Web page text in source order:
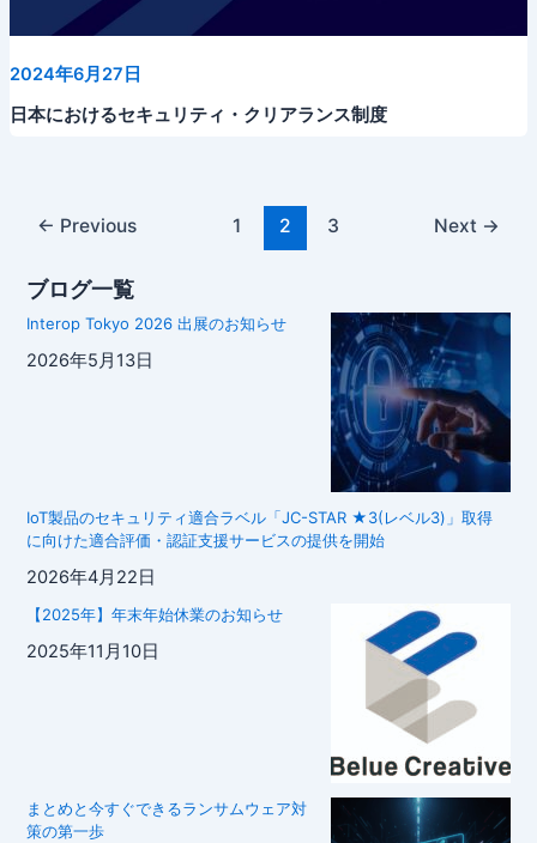
2024年6月27日
日本におけるセキュリティ・クリアランス制度
← Previous 1 2 3 Next →
ブログ一覧
Interop Tokyo 2026 出展のお知らせ
2026年5月13日
IoT製品のセキュリティ適合ラベル「JC-STAR ★3(レベル3)」取得
に向けた適合評価・認証支援サービスの提供を開始
2026年4月22日
【2025年】年末年始休業のお知らせ
2025年11月10日
まとめと今すぐできるランサムウェア対
策の第一歩